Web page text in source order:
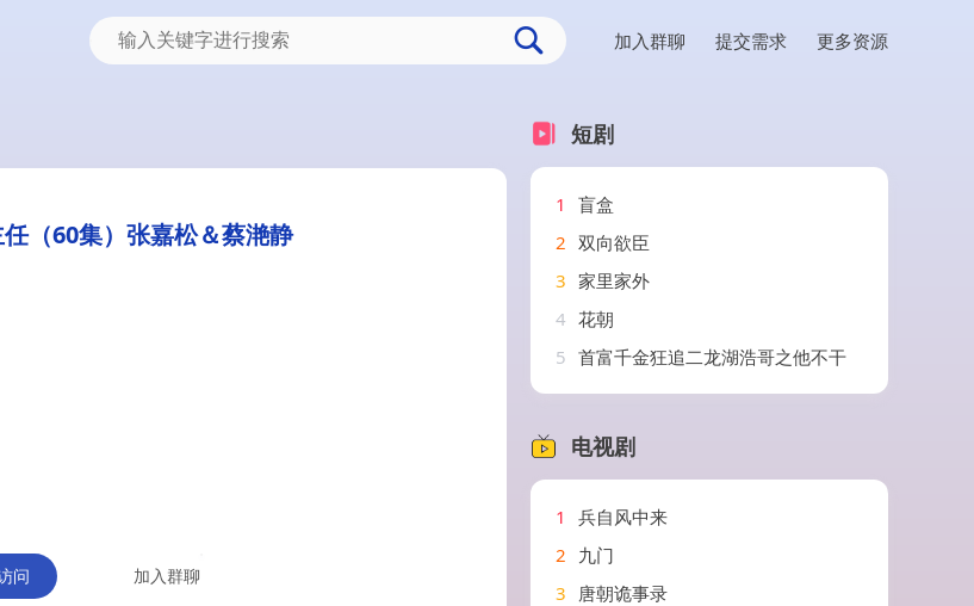
加入群聊 提交需求 更多资源
（60集）张嘉松＆蔡滟静
问 加入群聊
短剧
1
盲盒
2 双向欲臣
3 家里家外
4 花朝
5 首富千金狂追二龙湖浩哥之他不干
电视剧
1
兵自风中来
2 九门
3 唐朝诡事录